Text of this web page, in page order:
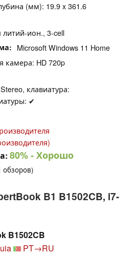
(мм): 19.9 x 361.6
литий-ион., 3-cell
Microsoft Windows 11 Home
камера: HD 720p
клавиатура:
✔
80%- Хорошо
обзоров)
B1 B1502CB, i7-
B1502CB
PT→RU